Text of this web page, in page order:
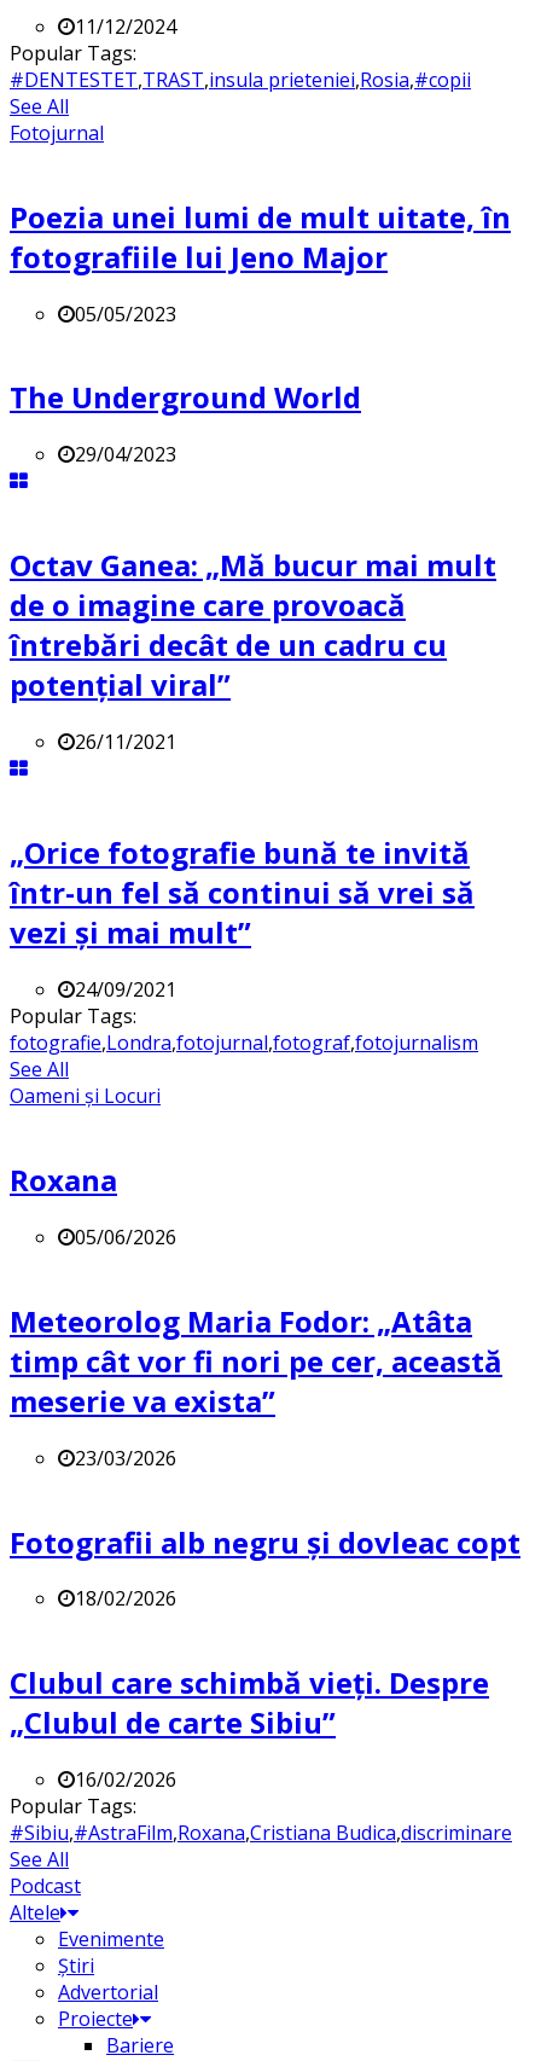
11/12/2024
Popular Tags:
#DENTESTET,TRAST,insula prieteniei,Rosia,#copii
See All
Fotojurnal
Poezia unei lumi de mult uitate, în
fotografiile lui Jeno Major
05/05/2023
The Underground World
29/04/2023
Octav Ganea: „Mă bucur mai mult
de o imagine care provoacă
întrebări decât de un cadru cu
potenţial viral”
26/11/2021
„Orice fotografie bună te invită
într-un fel să continui să vrei să
vezi și mai mult”
24/09/2021
Popular Tags:
fotografie,Londra,fotojurnal,fotograf,fotojurnalism
See All
Oameni și Locuri
Roxana
05/06/2026
Meteorolog Maria Fodor: „Atâta
timp cât vor fi nori pe cer, această
meserie va exista”
23/03/2026
Fotografii alb negru și dovleac copt
18/02/2026
Clubul care schimbă vieți. Despre
„Clubul de carte Sibiu”
16/02/2026
Popular Tags:
#Sibiu,#AstraFilm,Roxana,Cristiana Budica,discriminare
See All
Podcast
Altele
Evenimente
Știri
Advertorial
Proiecte
Bariere